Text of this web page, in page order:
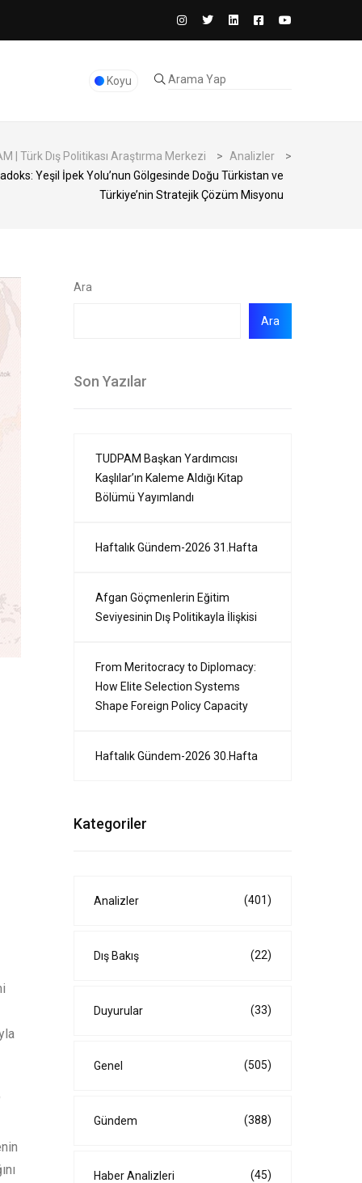
Koyu
| Türk Dış Politikası Araştırma Merkezi > Analizler
>
Yeşil İpek Yolu’nun Gölgesinde Doğu Türkistan ve
Türkiye’nin Stratejik Çözüm Misyonu
Ara
Ara
Son Yazılar
TUDPAM Başkan Yardımcısı
Kaşlılar’ın Kaleme Aldığı Kitap
Bölümü Yayımlandı
Haftalık Gündem-2026 31.Hafta
Afgan Göçmenlerin Eğitim
Seviyesinin Dış Politikayla İlişkisi
From Meritocracy to Diplomacy:
How Elite Selection Systems
Shape Foreign Policy Capacity
Haftalık Gündem-2026 30.Hafta
Kategoriler
Analizler (401)
Dış Bakış (22)
Duyurular (33)
Genel (505)
Gündem (388)
Haber Analizleri (45)